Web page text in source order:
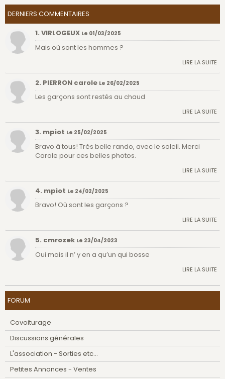
DERNIERS COMMENTAIRES
1. VIRLOGEUX Le 01/03/2025
Mais où sont les hommes ?
LIRE LA SUITE
2. PIERRON carole Le 26/02/2025
Les garçons sont restés au chaud
LIRE LA SUITE
3. mpiot Le 25/02/2025
Bravo à tous! Très belle rando, avec le soleil. Merci
Carole pour ces belles photos.
LIRE LA SUITE
4. mpiot Le 24/02/2025
Bravo! Où sont les garçons ?
LIRE LA SUITE
5. cmrozek Le 23/04/2023
Oui mais il n’ y en a qu’un qui bosse
LIRE LA SUITE
FORUM
Covoiturage
Discussions générales
L'association - Sorties etc...
Petites Annonces - Ventes